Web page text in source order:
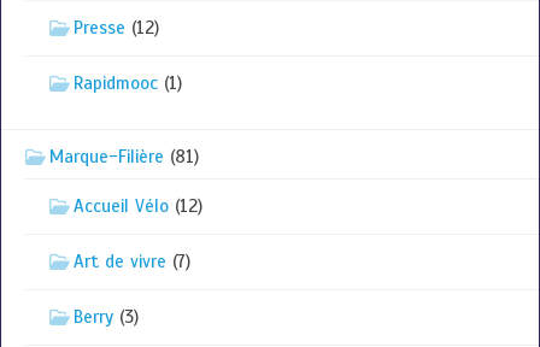
Presse (12)
Rapidmooc (1)
Marque-Filière (81)
Accueil Vélo (12)
Art de vivre (7)
Berry (3)